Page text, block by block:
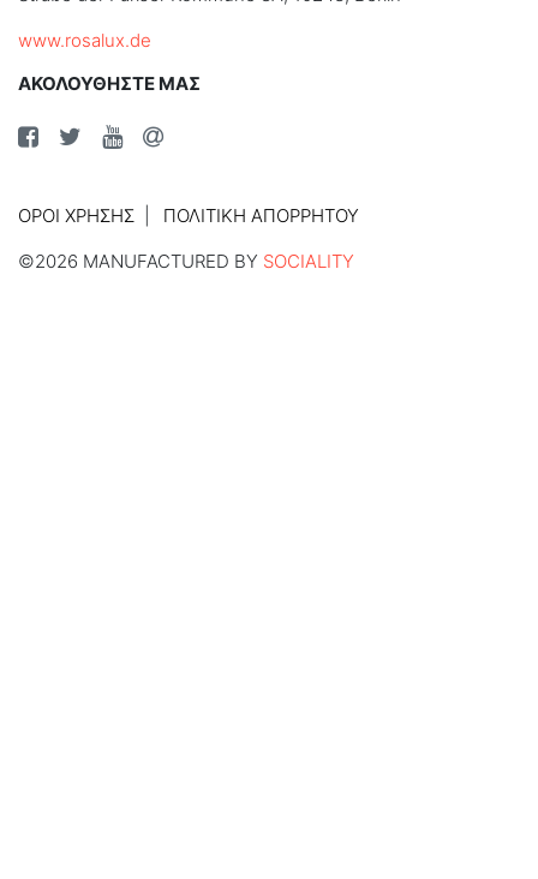
www.rosalux.de
ΑΚΟΛΟΥΘΗΣΤΕ ΜΑΣ
ΌΡΟΙ ΧΡΉΣΗΣ
ΠΟΛΙΤΙΚΉ ΑΠΟΡΡΉΤΟΥ
©2026 MANUFACTURED BY SOCIALITY